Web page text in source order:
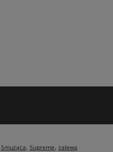
Smużąca, Supreme, zalewa